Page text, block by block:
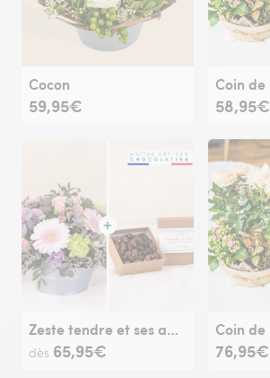
Cocon
59,95€ 58,95€
Zeste tendre et ses amandes au chocolat
dès 65,95€ 76,95€